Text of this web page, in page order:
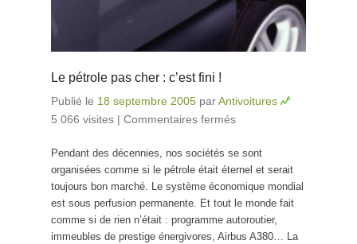
Le pétrole pas cher : c’est fini !
Publié le 18 septembre 2005 parAntivoitures
5 066 visites | Commentaires fermés
fini !
Pendant des décennies, nos sociétés se sont
organisées comme si le pétrole était éternel et serait
toujours bon marché. Le système économique mondial
est sous perfusion permanente. Et tout le monde fait
comme si de rien n’était : programme autoroutier,
immeubles de prestige énergivores, Airbus A380… La